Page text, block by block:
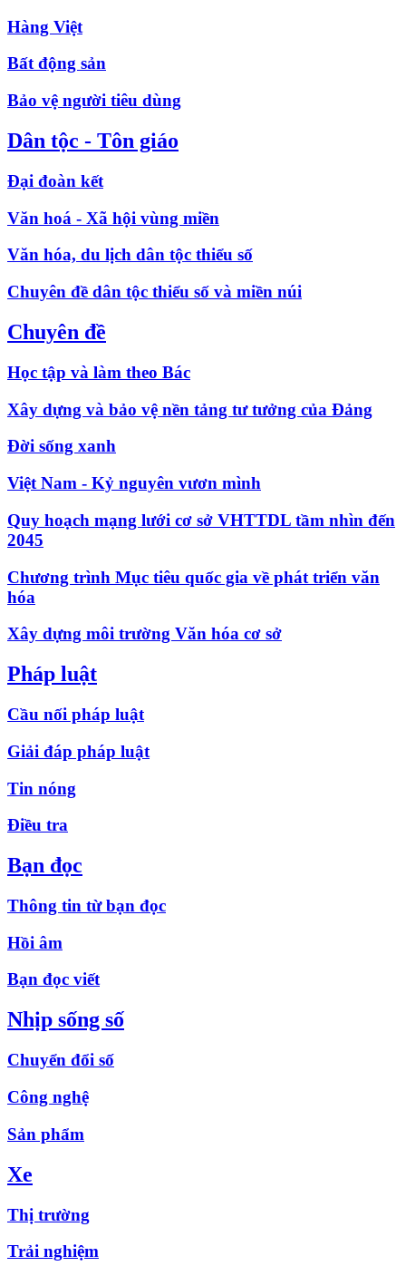
Hàng Việt
Bất động sản
Bảo vệ người tiêu dùng
Dân tộc - Tôn giáo
Đại đoàn kết
Văn hoá - Xã hội vùng miền
Văn hóa, du lịch dân tộc thiểu số
Chuyên đề dân tộc thiểu số và miền núi
Chuyên đề
Học tập và làm theo Bác
Xây dựng và bảo vệ nền tảng tư tưởng của Đảng
Đời sống xanh
Việt Nam - Kỷ nguyên vươn mình
Quy hoạch mạng lưới cơ sở VHTTDL tầm nhìn đến
2045
Chương trình Mục tiêu quốc gia về phát triển văn
hóa
Xây dựng môi trường Văn hóa cơ sở
Pháp luật
Cầu nối pháp luật
Giải đáp pháp luật
Tin nóng
Điều tra
Bạn đọc
Thông tin từ bạn đọc
Hồi âm
Bạn đọc viết
Nhịp sống số
Chuyển đổi số
Công nghệ
Sản phẩm
Xe
Thị trường
Trải nghiệm